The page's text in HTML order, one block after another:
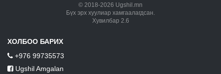
© 2018-2026 Ugshil.mn
Бүх эрх хуулиар хамгаалагдсан.
Хувилбар 2.6
ХОЛБОО БАРИХ
+976 99735573
Ugshil Amgalan